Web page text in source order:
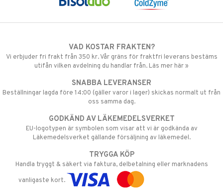
VAD KOSTAR FRAKTEN?
Vi erbjuder fri frakt från 350 kr. Vår gräns för fraktfri leverans bestäms
utifån vilken avdelning du handlar från. Läs mer här »
SNABBA LEVERANSER
Beställningar lagda före 14:00 (gäller varor i lager) skickas normalt ut från
oss samma dag.
GODKÄND AV LÄKEMEDELSVERKET
EU-logotypen är symbolen som visar att vi är godkända av
Läkemedelsverket gällande försäljning av läkemedel.
TRYGGA KÖP
Handla tryggt & säkert via faktura, delbetalning eller marknadens
vanligaste kort.